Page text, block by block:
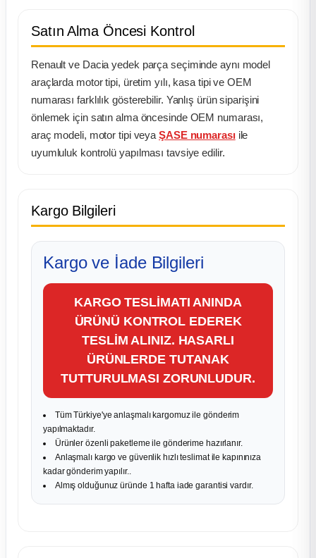
Satın Alma Öncesi Kontrol
Renault ve Dacia yedek parça seçiminde aynı model
araçlarda motor tipi, üretim yılı, kasa tipi ve OEM
numarası farklılık gösterebilir. Yanlış ürün siparişini
önlemek için satın alma öncesinde OEM numarası,
araç modeli, motor tipi veyaŞASE numarasıile
uyumluluk kontrolü yapılması tavsiye edilir.
Kargo Bilgileri
Kargo ve İade Bilgileri
KARGO TESLİMATI ANINDA
ÜRÜNÜ KONTROL EDEREK
TESLİM ALINIZ. HASARLI
ÜRÜNLERDE TUTANAK
TUTTURULMASI ZORUNLUDUR.
Tüm Türkiye'ye anlaşmalı kargomuz ile gönderim
yapılmaktadır.
Ürünler özenli paketleme ile gönderime hazırlanır.
Anlaşmalı kargo ve güvenlik hızlı teslimat ile kapınınıza
kadar gönderim yapılır..
Almış olduğunuz üründe 1 hafta iade garantisi vardır.